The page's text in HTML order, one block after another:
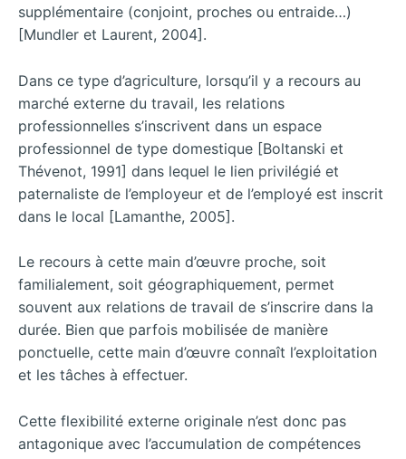
supplémentaire (conjoint, proches ou entraide…)
[Mundler et Laurent, 2004].
Dans ce type d’agriculture, lorsqu’il y a recours au
marché externe du travail, les relations
professionnelles s’inscrivent dans un espace
professionnel de type domestique [Boltanski et
Thévenot, 1991] dans lequel le lien privilégié et
paternaliste de l’employeur et de l’employé est inscrit
dans le local [Lamanthe, 2005].
Le recours à cette main d’œuvre proche, soit
familialement, soit géographiquement, permet
souvent aux relations de travail de s’inscrire dans la
durée. Bien que parfois mobilisée de manière
ponctuelle, cette main d’œuvre connaît l’exploitation
et les tâches à effectuer.
Cette flexibilité externe originale n’est donc pas
antagonique avec l’accumulation de compétences